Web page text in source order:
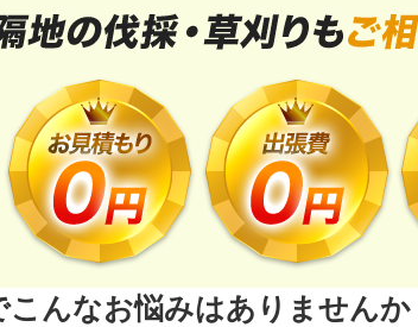
んなお悩みはありませんか